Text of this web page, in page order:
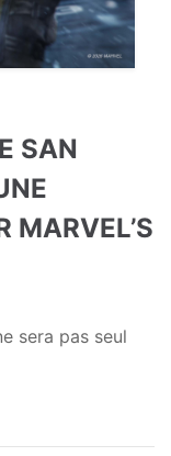
SAN
MARVEL’S
sera pas seul